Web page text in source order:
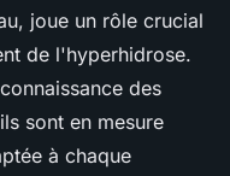
joue un rôle crucial
de l'hyperhidrose.
des
sont en mesure
à chaque